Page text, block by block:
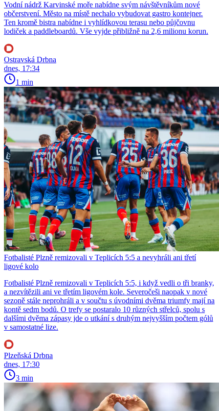
Vodní nádrž Karvinské moře nabídne svým návštěvníkům nové
občerstvení. Město na místě nechalo vybudovat gastro kontejner.
Ten kromě bistra nabídne i vyhlídkovou terasu nebo půjčovnu
lodiček a paddleboardů. Vše vyjde přibližně na 2,6 milionu korun.
Ostravská Drbna
dnes, 17:34
1 min
Fotbalisté Plzně remizovali v Teplicích 5:5 a nevyhráli ani třetí
ligové kolo
Fotbalisté Plzně remizovali v Teplicích 5:5, i když vedli o tři branky,
a nezvítězili ani ve třetím ligovém kole. Severočeši naopak v nové
sezoně stále neprohráli a v součtu s úvodními dvěma triumfy mají na
kontě sedm bodů. O trefy se postaralo 10 různých střelců, spolu s
dalšími dvěma zápasy jde o utkání s druhým nejvyšším počtem gólů
v samostatné lize.
Plzeňská Drbna
dnes, 17:30
3 min